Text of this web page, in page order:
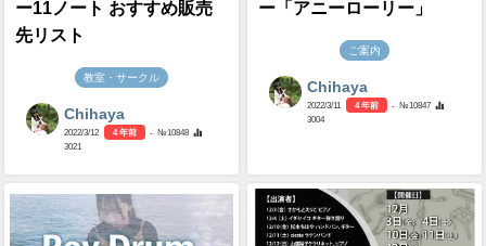
ー11ノート おすすめ販売
先リスト
教室・サークル
Chihaya
2022/3/12 4 年前
- №10848
3021
ー「アニーローリー」
ご案内
Chihaya
2022/3/11 4 年前
- №10847
3004